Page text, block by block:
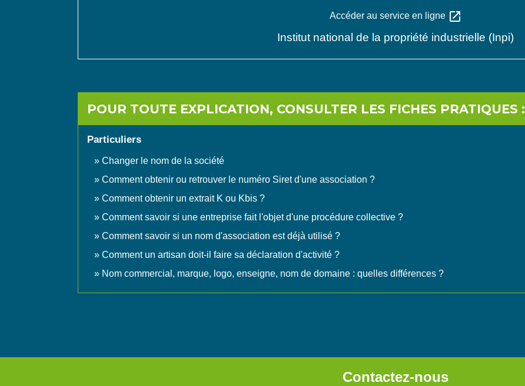
Accéder au service en ligne open_in_new
Institut national de la propriété industrielle (Inpi)
POUR TOUTE EXPLICATION, CONSULTER LES FICHES PRATIQUES :
Particuliers
Changer le nom de la société
Comment obtenir ou retrouver le numéro Siret d'une association ?
Comment obtenir un extrait K ou Kbis ?
Comment savoir si une entreprise fait l'objet d'une procédure collective ?
Comment savoir si un nom d'association est déjà utilisé ?
Comment un artisan doit-il faire sa déclaration d'activité ?
Nom commercial, marque, logo, enseigne, nom de domaine : quelles différences ?
Contactez-nous